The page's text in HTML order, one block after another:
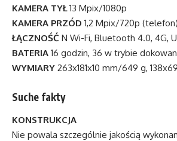
KAMERA TYŁ13 Mpix/1080p
KAMERA PRZÓD 1,2 Mpix/720p
ŁĄCZNOŚĆ N Wi-Fi, Bluetooth 4.0, 4G,
BATERIA 16 godzin, 36 w trybie
WYMIARY 263x181x10 mm/649 g,
Suche fakty
KONSTRUKCJA
Nie powala szczególnie jakością